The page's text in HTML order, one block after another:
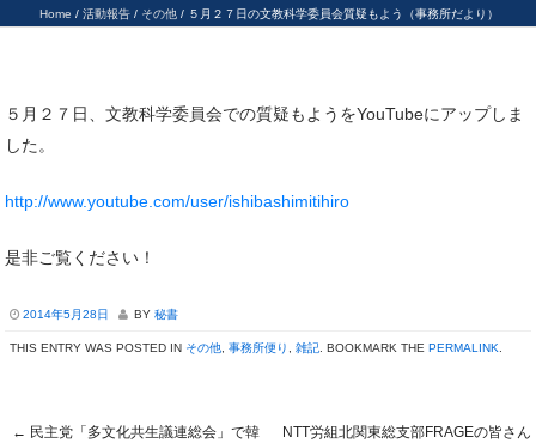
Home / 活動報告/ その他/ ５月２７日の文教科学委員会質疑もよう（事務所だより）
５月２７日、文教科学委員会での質疑もようをYouTubeにアップしま
した。
http://www.youtube.com/user/ishibashimitihiro
是非ご覧ください！
2014年5月28日 BY 秘書
THIS ENTRY WAS POSTED IN その他 事務所便り 雑記 . BOOKMARK THE PERMALINK
← 民主党「多文化共生議連総会」で韓
NTT労組北関東総支部FRAGEの皆さん